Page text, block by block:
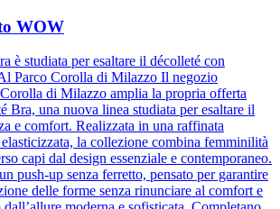
WOW
è studiata per esaltare il décolleté con
Parco Corolla di Milazzo Il negozio
di Milazzo amplia la propria offerta
Bra, una nuova linea studiata per esaltare il
e comfort. Realizzata in una raffinata
la collezione combina femminilità
capi dal design essenziale e contemporaneo.
push-up senza ferretto, pensato per garantire
delle forme senza rinunciare al comfort e